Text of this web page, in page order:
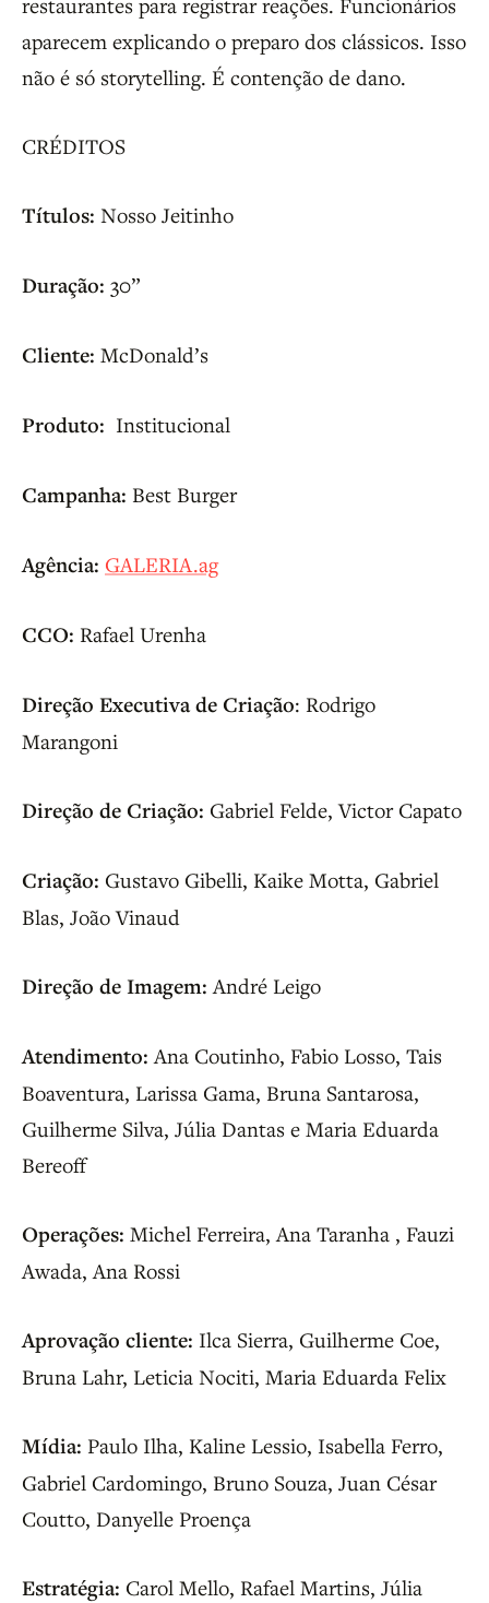
aparecem explicando o preparo dos clássicos. Isso
não é só storytelling. É contenção de dano.
CRÉDITOS
Títulos: Nosso Jeitinho
Duração: 30”
Cliente: McDonald’s
Produto: Institucional
Campanha: Best Burger
Agência: GALERIA.ag
CCO: Rafael Urenha
Direção Executiva de Criação: Rodrigo
Marangoni
Direção de Criação: Gabriel Felde, Victor Capato
Criação: Gustavo Gibelli, Kaike Motta, Gabriel
Blas, João Vinaud
Direção de Imagem:André Leigo
Atendimento:Ana Coutinho, Fabio Losso, Tais
Boaventura, Larissa Gama, Bruna Santarosa,
Guilherme Silva, Júlia Dantas e Maria Eduarda
Bereoff
Operações: Michel Ferreira, Ana Taranha , Fauzi
Awada, Ana Rossi
Aprovação cliente: Ilca Sierra, Guilherme Coe,
Bruna Lahr, Leticia Nociti, Maria Eduarda Felix
Mídia: Paulo Ilha, Kaline Lessio, Isabella Ferro,
Gabriel Cardomingo, Bruno Souza, Juan César
Coutto, Danyelle Proença
Estratégia: Carol Mello, Rafael Martins, Júlia